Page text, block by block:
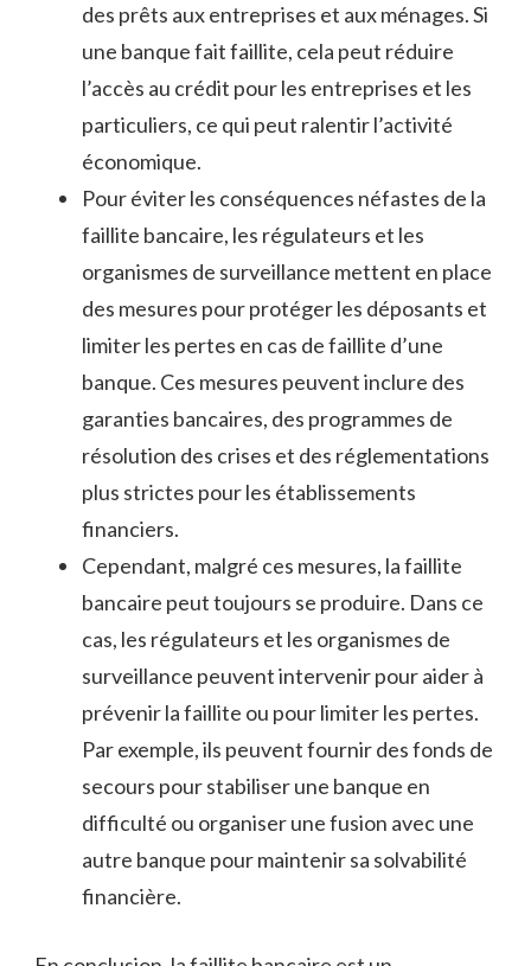
des prêts aux entreprises et aux ménages. Si
une banque fait faillite, cela peut réduire
l’accès au crédit pour les entreprises et les
particuliers, ce qui peut ralentir l’activité
économique.
Pour éviter les conséquences néfastes de la
faillite bancaire, les régulateurs et les
organismes de surveillance mettent en place
des mesures pour protéger les déposants et
limiter les pertes en cas de faillite d’une
banque. Ces mesures peuvent inclure des
garanties bancaires, des programmes de
résolution des crises et des réglementations
plus strictes pour les établissements
financiers.
Cependant, malgré ces mesures, la faillite
bancaire peut toujours se produire. Dans ce
cas, les régulateurs et les organismes de
surveillance peuvent intervenir pour aider à
prévenir la faillite ou pour limiter les pertes.
Par exemple, ils peuvent fournir des fonds de
secours pour stabiliser une banque en
difficulté ou organiser une fusion avec une
autre banque pour maintenir sa solvabilité
financière.